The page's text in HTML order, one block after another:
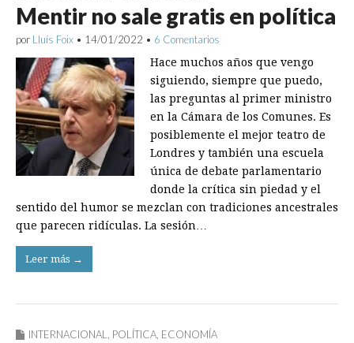
Mentir no sale gratis en política
por Lluís Foix • 14/01/2022 • 6 Comentarios
Hace muchos años que vengo
siguiendo, siempre que puedo,
las preguntas al primer ministro
en la Cámara de los Comunes. Es
posiblemente el mejor teatro de
Londres y también una escuela
única de debate parlamentario
donde la crítica sin piedad y el
sentido del humor se mezclan con tradiciones ancestrales
que parecen ridículas. La sesión…
Leer más →
INTERNACIONAL, POLÍTICA, ECONOMÍA